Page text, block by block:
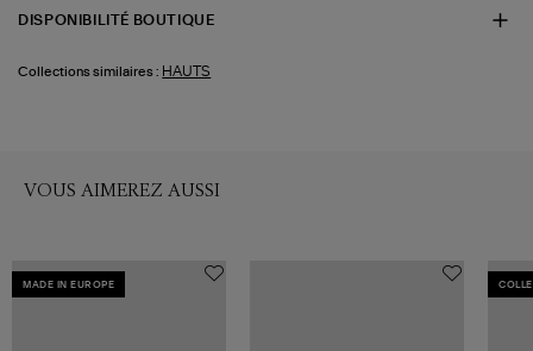
DISPONIBILITÉ BOUTIQUE
Collections similaires : HAUTS
VOUS AIMEREZ AUSSI
MADE IN EUROPE